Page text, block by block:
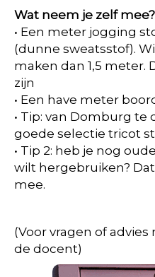
Wat neem je zelf mee?
• Een meter jogging
(dunne sweatsstof).
maken dan 1,5 meter.
zijn
• Een have meter
• Tip: van Domburg te
goede selectie tricot
• Tip 2: heb je nog
wilt hergebruiken?
mee.
(Voor vragen of
de docent)